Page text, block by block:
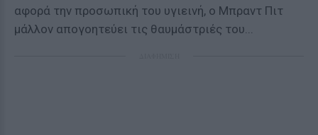
αφορά την προσωπική του υγιεινή, ο Μπραντ Πιτ
μάλλον απογοητεύει τις θαυμάστριές του...